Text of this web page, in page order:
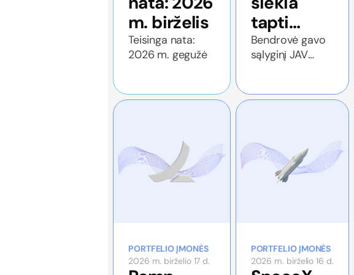
m. birželis
Teisinga nata:
2026 m. gegužė
tapti
banku
Bendrovė gavo
sąlyginį JAV
tarnybos (OCC)
PORTFELIO ĮMONĖS
2026 m. birželio 17 d.
PORTFELIO ĮMONĖS
2026 m. birželio 16 d.